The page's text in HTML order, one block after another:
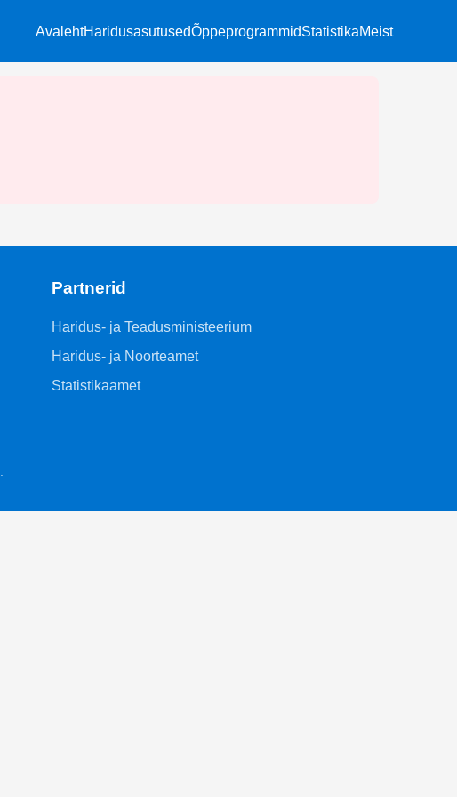
AvalehtHaridusasutusedÕppeprogrammidStatistikaMeist
Partnerid
Haridus- ja Teadusministeerium
Haridus- ja Noorteamet
Statistikaamet